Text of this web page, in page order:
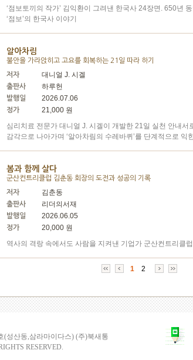
‘점보토끼의 작가’ 김익환이 그려낸 한국사 24장면. 650년
‘점보’의 한국사 이야기
알아차림
불안을 가라앉히고 고요를 회복하는 21일 따라 하기
저자
대니얼 J. 시겔
출판사 하루헌
발행일 2026.07.06
정가
21,000 원
심리치료 전문가 대니얼 J. 시겔이 개발한 21일 실천 안내서
감각으로 나아가며 ‘알아차림의 수레바퀴’를 단계적으로 익
봄과 함께 살다
군산컨트리클럽 김춘동 회장의 도전과 성공의 기록
저자
김춘동
출판사 리더의서재
발행일 2026.06.05
정가
20,000 원
역사의 격랑 속에서도 사람을 지켜낸 기업가 군산컨트리클
1 2
(성산동,삼라마이다스) (주)북새통
RESERVED.